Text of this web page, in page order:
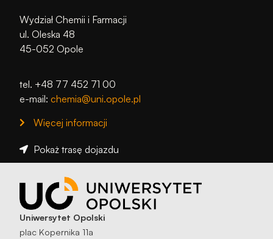
Wydział Chemii i Farmacji
ul. Oleska 48
45-052 Opole
tel. +48 77 452 71 00
e-mail:chemia@uni.opole.pl
Więcej informacji
Pokaż trasę dojazdu
Uniwersytet Opolski
plac Kopernika 11a